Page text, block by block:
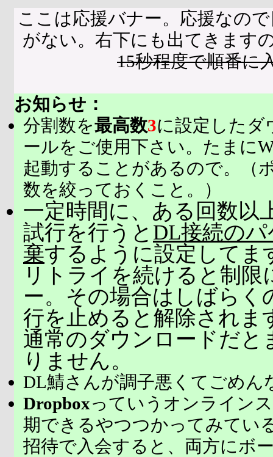
ここは応援バナー。応援なの
がない。右下にも出てきます
15秒程度で順番に
お知らせ：
分割数を最高数3に設定したダ
ールをご使用下さい。たまに
起動することがあるので。（
数を絞っておくこと。）
一定時間に、ある回数以
試行を行うと DL接続の
棄するように設定してま
リトライを続けると制限
ー。その場合はしばらく
行を止めると解除されま
通常のダウンロードだと
りません。
DL鯖さんが調子悪くてごめん
Dropboxっていうオンライン
期できるやつつかってみてい
招待で入会すると、両方にボ